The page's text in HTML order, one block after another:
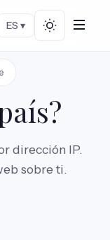
ES ▾
dirección IP.
sobre ti.